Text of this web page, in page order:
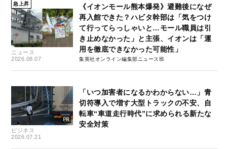
急上昇
ニュース
2026.08.07
《イオンモール熊本爆発》避難後になぜ
再入館できた？ハビタ幹部は「気をつけ
て行ってらっしゃいと…モール職員は引
き止めなかった」と主張、イオンは「運
用を徹底できなかった可能性」
集英社オンライン編集部ニュース班
ビジネス
2026.07.21
「いつ加害者になるかわからない…」青
切符導入で増す大型トラックの不安、自
転車“車道走行時代”に求められる新たな
安全対策